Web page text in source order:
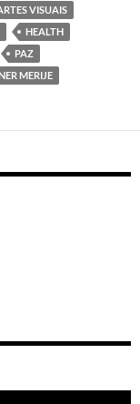
VISUAIS
HEALTH
PAZ
MERIJE